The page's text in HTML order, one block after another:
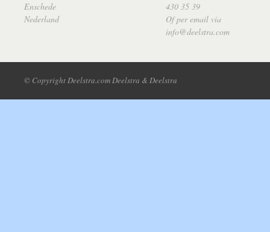
Enschede
Nederland
430 35 39
Of per email via
info@deelstra.com
© Copyright Deelstra.com Deelstra & Deelstra